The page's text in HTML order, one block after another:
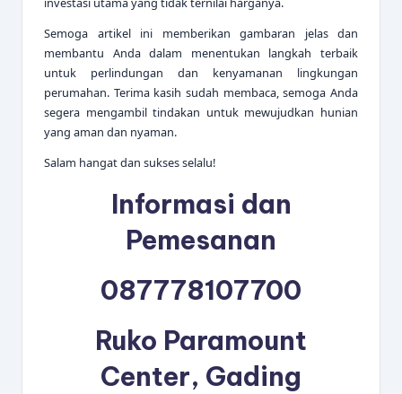
Semoga artikel ini memberikan gambaran jelas dan
membantu Anda dalam menentukan langkah terbaik
untuk perlindungan dan kenyamanan lingkungan
perumahan. Terima kasih sudah membaca, semoga Anda
segera mengambil tindakan untuk mewujudkan hunian
yang aman dan nyaman.
Salam hangat dan sukses selalu!
Informasi dan
Pemesanan
087778107700
Ruko Paramount
Center, Gading